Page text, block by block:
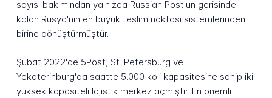
sayısı bakımından yalnızca Russian Post'un gerisinde
kalan Rusya'nın en büyük teslim noktası sistemlerinden
birine dönüştürmüştür.
Şubat 2022'de 5Post, St. Petersburg ve
Yekaterinburg'da saatte 5.000 koli kapasitesine sahip iki
yüksek kapasiteli lojistik merkez açmıştır. En önemli